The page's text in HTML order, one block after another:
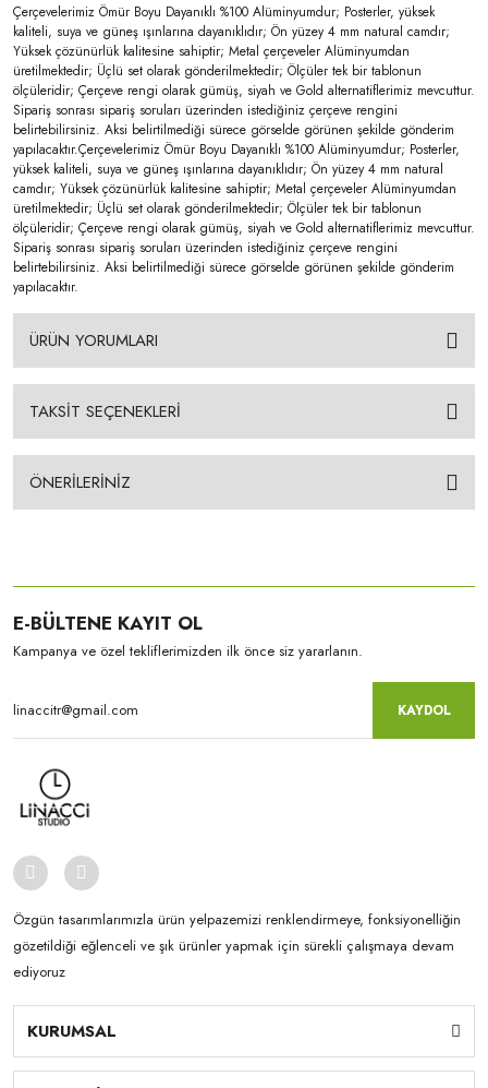
Çerçevelerimiz Ömür Boyu Dayanıklı %100 Alüminyumdur; Posterler, yüksek
kaliteli, suya ve güneş ışınlarına dayanıklıdır; Ön yüzey 4 mm natural camdır;
Yüksek çözünürlük kalitesine sahiptir; Metal çerçeveler Alüminyumdan
üretilmektedir; Üçlü set olarak gönderilmektedir; Ölçüler tek bir tablonun
ölçüleridir; Çerçeve rengi olarak gümüş, siyah ve Gold alternatiflerimiz mevcuttur.
Sipariş sonrası sipariş soruları üzerinden istediğiniz çerçeve rengini
belirtebilirsiniz. Aksi belirtilmediği sürece görselde görünen şekilde gönderim
yapılacaktır.Çerçevelerimiz Ömür Boyu Dayanıklı %100 Alüminyumdur; Posterler,
yüksek kaliteli, suya ve güneş ışınlarına dayanıklıdır; Ön yüzey 4 mm natural
camdır; Yüksek çözünürlük kalitesine sahiptir; Metal çerçeveler Alüminyumdan
üretilmektedir; Üçlü set olarak gönderilmektedir; Ölçüler tek bir tablonun
ölçüleridir; Çerçeve rengi olarak gümüş, siyah ve Gold alternatiflerimiz mevcuttur.
Sipariş sonrası sipariş soruları üzerinden istediğiniz çerçeve rengini
belirtebilirsiniz. Aksi belirtilmediği sürece görselde görünen şekilde gönderim
yapılacaktır.
ÜRÜN YORUMLARI
TAKSİT SEÇENEKLERİ
ÖNERİLERİNİZ
E-BÜLTENE KAYIT OL
Kampanya ve özel tekliflerimizden ilk önce siz yararlanın.
KAYDOL
Özgün tasarımlarımızla ürün yelpazemizi renklendirmeye, fonksiyonelliğin
gözetildiği eğlenceli ve şık ürünler yapmak için sürekli çalışmaya devam
ediyoruz
KURUMSAL